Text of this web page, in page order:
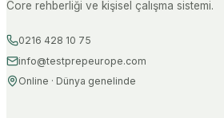
Core rehberliği ve kişisel çalışma sistemi.
0216 428 10 75
info@testprepeurope.com
Online · Dünya genelinde